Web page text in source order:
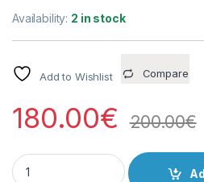
Availability: 2 in stock
Add to Wishlist Compare
180.00€ 200.00€
HP LaserJet MFP M234sdw